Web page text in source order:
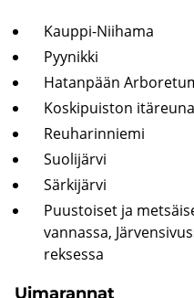
Kauppi-​Niihama
Pyy­nik­ki
Ha­tan­pään
Kos­ki­puis­ton itä­reu­na
Reu­ha­rin­nie­mi
Suo­li­jär­vi
Sär­ki­jär­vi
Puus­toi­set ja
van­nas­sa,
rek­ses­sa
Ui­ma­ran­nat